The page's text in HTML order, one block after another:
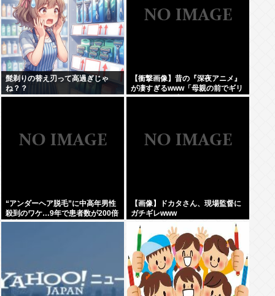
髭剃りの替え刃って高過ぎじゃ
ね？？
【衝撃画像】昔の『深夜アニメ』
が凄すぎるwww「母親の前でギリ
ギリ見れる深夜アニメ」がこち
“アンダーヘア脱毛”に中高年男性
殺到のワケ…9年で患者数が200倍
以上
【画像】ドカタさん、現場監督に
ガチギレwww